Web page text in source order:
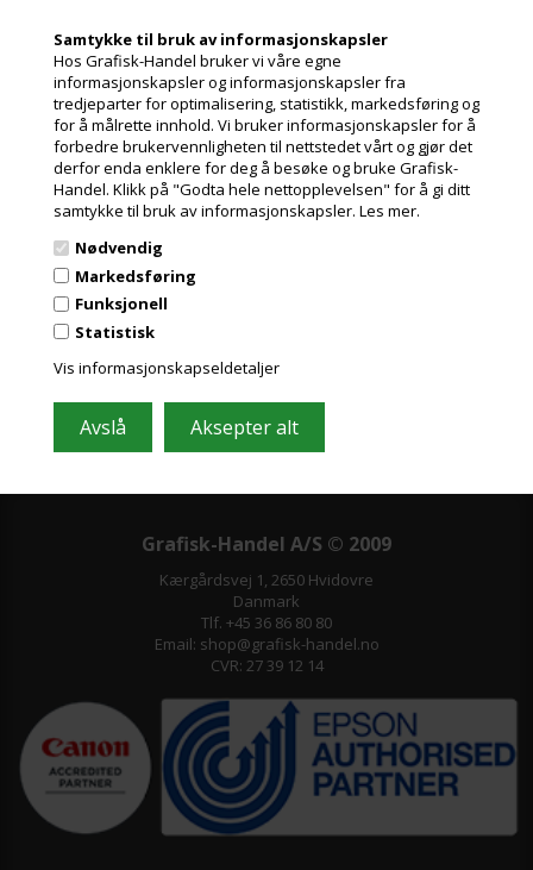
Samtykke til bruk av informasjonskapsler
Hos Grafisk-Handel bruker vi våre egne
informasjonskapsler og informasjonskapsler fra
tredjeparter for optimalisering, statistikk, markedsføring og
for å målrette innhold. Vi bruker informasjonskapsler for å
forbedre brukervennligheten til nettstedet vårt og gjør det
derfor enda enklere for deg å besøke og bruke Grafisk-
Handel. Klikk på "Godta hele nettopplevelsen" for å gi ditt
samtykke til bruk av informasjonskapsler. Les mer.
Nødvendig
Markedsføring
Funksjonell
Statistisk
Vis informasjonskapseldetaljer
partier med bilder eller annet
materiale.
og miljøbidrag
Meld deg på nyhetsbrevet vårt og få gode
Inneholder ofte store besparelser og nyheter. Meld deg på, det er helt
gratis og enkelt å avmelde seg.
Grafisk-Handel A/S © 2009
Kærgårdsvej 1, 2650 Hvidovre
Danmark
Tlf. +45 36 86 80 80
Email: shop@grafisk-handel.no
CVR: 27 39 12 14